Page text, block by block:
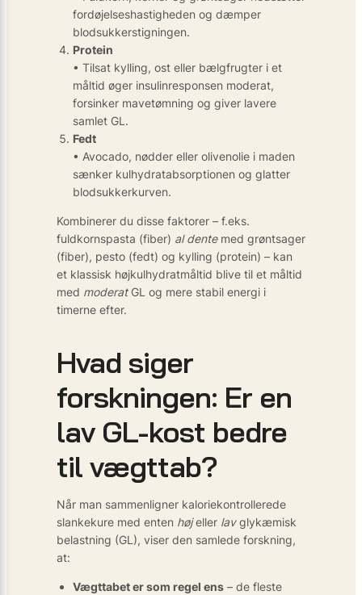
fordøjelseshastigheden og dæmper
blodsukkerstigningen.
Protein
• Tilsat kylling, ost eller bælgfrugter i et
måltid øger insulinresponsen moderat,
forsinker mavetømning og giver lavere
samlet GL.
Fedt
• Avocado, nødder eller olivenolie i maden
sænker kulhydratabsorptionen og glatter
blodsukkerkurven.
Kombinerer du disse faktorer – f.eks.
fuldkornspasta (fiber) al dentemed grøntsager
(fiber), pesto (fedt) og kylling (protein) – kan
et klassisk højkulhydratmåltid blive til et måltid
med moderatGL og mere stabil energi i
timerne efter.
Hvad siger
forskningen: Er en
lav GL-kost bedre
til vægttab?
Når man sammenligner kaloriekontrollerede
slankekure med enten højeller lavglykæmisk
belastning (GL), viser den samlede forskning,
at:
Vægttabet er som regel ens – de fleste